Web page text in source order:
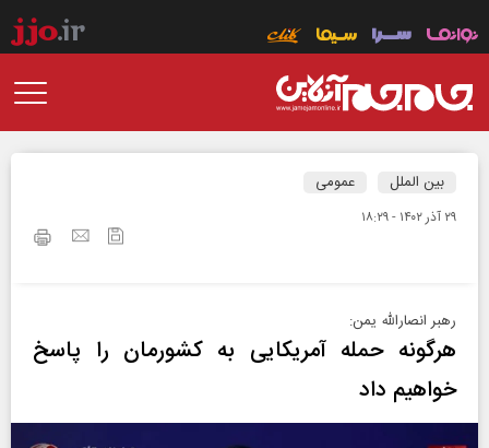
بین الملل عمومی
۲۹ آذر ۱۴۰۲ - ۱۸:۲۹
رهبر انصارالله یمن:
هرگونه حمله آمریکایی به کشورمان را پاسخ
خواهیم داد